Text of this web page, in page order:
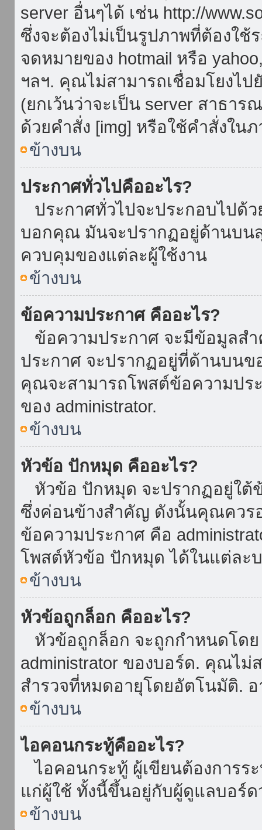
server อื่นๆได้ เช่น http://
ซึ่งจะต้องไม่เป็นรูปภาพที่ต้องใ
จดหมายของ hotmail หรือ
ฯลฯ. คุณไม่สามารถเชื่อมโยงไ
(ยกเว้นว่าจะเป็น server สาธาร
ด้วยคำสั่ง [img] หรือใช้คำสั่งใ
ข้างบน
ประกาศทั่วไปคืออะไร?
ประกาศทั่วไปจะประกอบไปด้
บอกคุณ มันจะปรากฏอยู่ด้านบน
ควบคุมของแต่ละผู้ใช้งาน
ข้างบน
ข้อความประกาศ คืออะไร?
ข้อความประกาศ จะมีข้อมูลส
ประกาศ จะปรากฏอยู่ที่ด้านบนข
คุณจะสามารถโพสต์ข้อความป
ของ administrator.
ข้างบน
หัวข้อ ปักหมุด คืออะไร?
หัวข้อ ปักหมุด จะปรากฏอยู่ใต้
ซึ่งค่อนข้างสำคัญ ดังนั้นคุณควร
ข้อความประกาศ คือ
โพสต์หัวข้อ ปักหมุด ได้ในแต่ละ
ข้างบน
หัวข้อถูกล็อก คืออะไร?
หัวข้อถูกล็อก จะถูกกำหนดโดย
administrator ของบอร์ด. คุณไ
สำรวจที่หมดอายุโดยอัตโนมัติ.
ข้างบน
ไอคอนกระทู้คืออะไร?
ไอคอนกระทู้ ผู้เขียนต้องการร
แก่ผู้ใช้ ทั้งนี้ขึ้นอยู่กับผู้ดูแลบอร์
ข้างบน